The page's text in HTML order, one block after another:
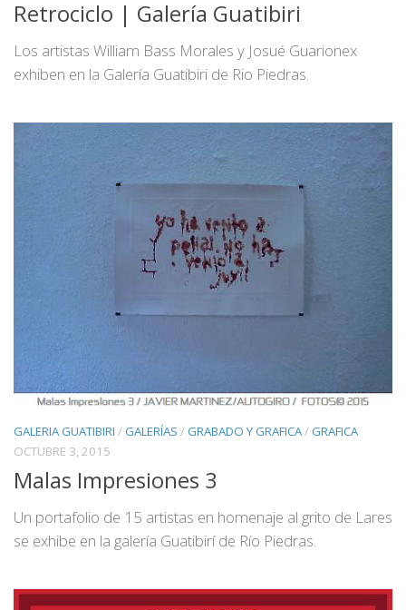
Retrociclo | Galería Guatibiri
Los artistas William Bass Morales y Josué Guarionex
exhiben en la Galería Guatibiri de Rio Piedras.
GALERIA GUATIBIRI / GALERÍAS / GRABADO Y GRAFICA/ GRAFICA
OCTUBRE 3, 2015
Malas Impresiones 3
Un portafolio de 15 artistas en homenaje al grito de Lares
se exhibe en la galería Guatibirí de Río Piedras.